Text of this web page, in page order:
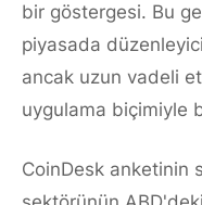
bir göstergesi. Bu
piyasada
ancak uzun vadeli
uygulama biçimiyle
CoinDesk anketinin